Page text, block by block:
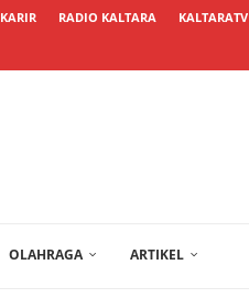
KARIR RADIO KALTARA KALTARATV
OLAHRAGA ARTIKEL